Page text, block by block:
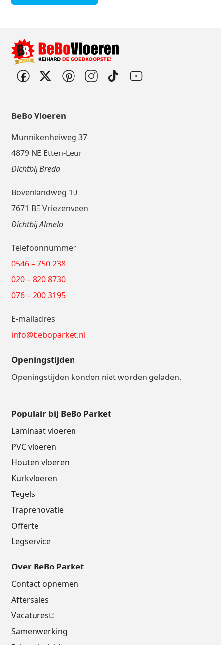
BeBo Vloeren
Munnikenheiweg 37
4879 NE Etten-Leur
Dichtbij Breda
Bovenlandweg 10
7671 BE Vriezenveen
Dichtbij Almelo
Telefoonnummer
0546 – 750 238
020 – 820 8730
076 – 200 3195
E-mailadres
info@beboparket.nl
Openingstijden
Openingstijden konden niet worden geladen.
Populair bij BeBo Parket
Laminaat vloeren
PVC vloeren
Houten vloeren
Kurkvloeren
Tegels
Traprenovatie
Offerte
Legservice
Over BeBo Parket
Contact opnemen
Aftersales
Vacatures
Samenwerking